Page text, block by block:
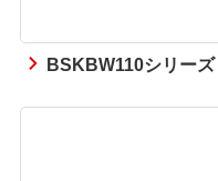
BSKBW110シリーズ